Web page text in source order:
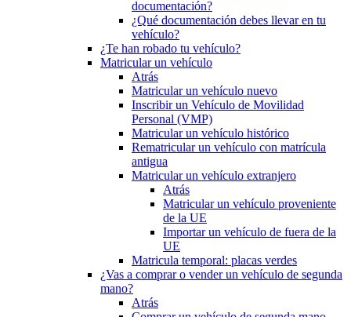
documentación?
¿Qué documentación debes llevar en tu
vehículo?
¿Te han robado tu vehículo?
Matricular un vehículo
Atrás
Matricular un vehículo nuevo
Inscribir un Vehículo de Movilidad
Personal (VMP)
Matricular un vehículo histórico
Rematricular un vehículo con matrícula
antigua
Matricular un vehículo extranjero
Atrás
Matricular un vehículo proveniente
de la UE
Importar un vehículo de fuera de la
UE
Matricula temporal: placas verdes
¿Vas a comprar o vender un vehículo de segunda
mano?
Atrás